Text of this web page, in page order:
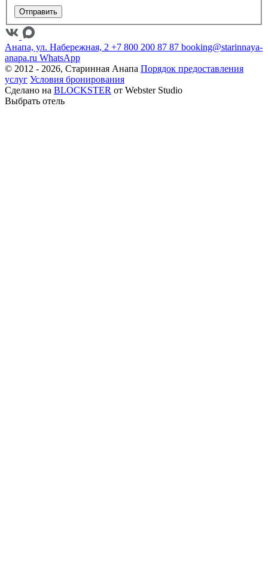
Отправить
Анапа, ул. Набережная, 2 +7 800 200 87 87 booking@starinnaya-
anapa.ru WhatsApp
© 2012 - 2026, Старинная Анапа Порядок предоставления
услуг Условия бронирования
Сделано на BLOCKSTER от Webster Studio
Выбрать отель